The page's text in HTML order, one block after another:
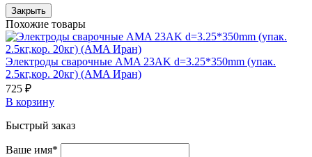
Закрыть
Похожие товары
Электроды сварочные AMA 23AK d=3.25*350mm (упак.
2.5кг,кор. 20кг) (AMA Иран)
725 ₽
В корзину
Быстрый заказ
Ваше имя*